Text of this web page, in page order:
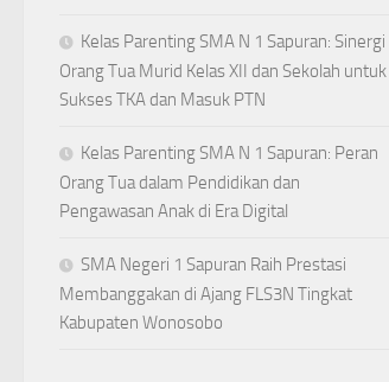
Kelas Parenting SMA N 1 Sapuran: Sinergi
Orang Tua Murid Kelas XII dan Sekolah untuk
Sukses TKA dan Masuk PTN
Kelas Parenting SMA N 1 Sapuran: Peran
Orang Tua dalam Pendidikan dan
Pengawasan Anak di Era Digital
SMA Negeri 1 Sapuran Raih Prestasi
Membanggakan di Ajang FLS3N Tingkat
Kabupaten Wonosobo